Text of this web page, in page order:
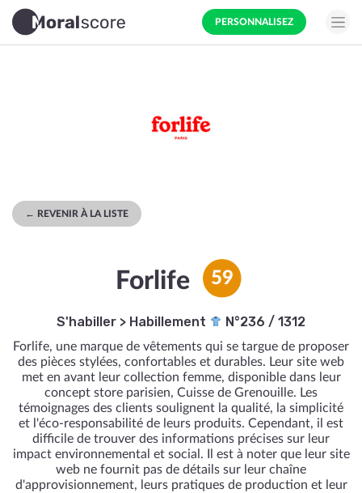
PERSONNALISEZ
← REVENIR À LA LISTE
Forlife 59
S'habiller > Habillement N°236 / 1312
Forlife, une marque de vêtements qui se targue de proposer
des pièces stylées, confortables et durables. Leur site web
met en avant leur collection femme, disponible dans leur
concept store parisien, Cuisse de Grenouille. Les
témoignages des clients soulignent la qualité, la simplicité
et l'éco-responsabilité de leurs produits. Cependant, il est
difficile de trouver des informations précises sur leur
impact environnemental et social. Il est à noter que leur site
web ne fournit pas de détails sur leur chaîne
d'approvisionnement, leurs pratiques de production et leur